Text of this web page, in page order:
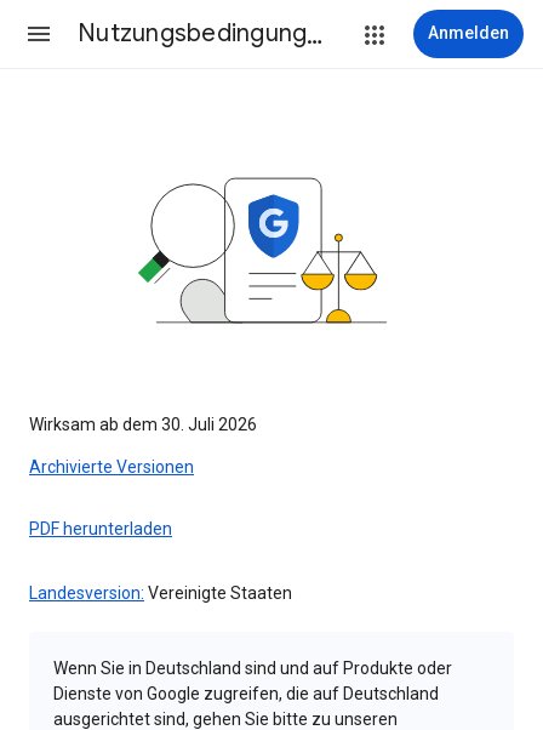
Nutzungsbedingungen Anmelden
Wirksam ab dem 30. Juli 2026
Archivierte Versionen
PDF herunterladen
Landesversion: Vereinigte Staaten
Wenn Sie in Deutschland sind und auf Produkte oder
Dienste von Google zugreifen, die auf Deutschland
ausgerichtet sind, gehen Sie bitte zu unseren